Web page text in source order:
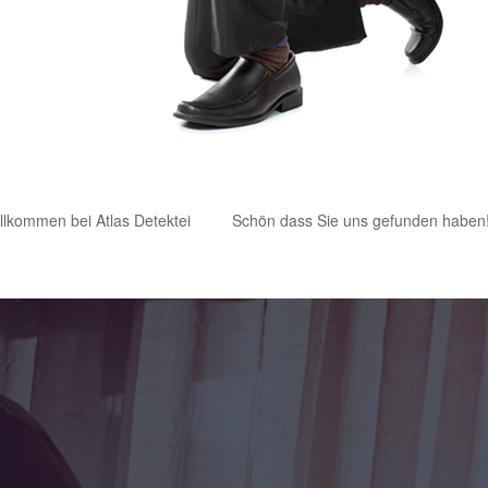
bei Atlas Detektei Schön dass Sie uns gefunden